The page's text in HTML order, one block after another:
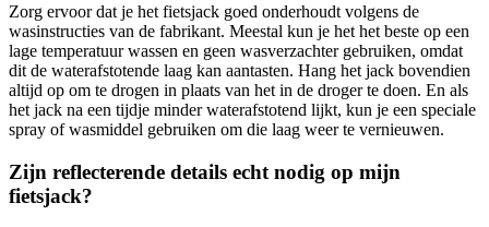
Zorg ervoor dat je het fietsjack goed onderhoudt volgens de
wasinstructies van de fabrikant. Meestal kun je het het beste op een
lage temperatuur wassen en geen wasverzachter gebruiken, omdat
dit de waterafstotende laag kan aantasten. Hang het jack bovendien
altijd op om te drogen in plaats van het in de droger te doen. En als
het jack na een tijdje minder waterafstotend lijkt, kun je een speciale
spray of wasmiddel gebruiken om die laag weer te vernieuwen.
Zijn reflecterende details echt nodig op mijn
fietsjack?